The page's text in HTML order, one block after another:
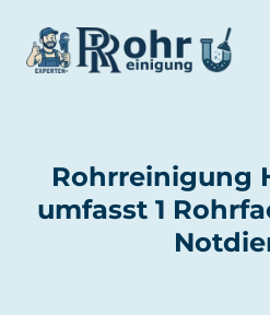
Inhalt
springen
Rohrreinigung
umfasst 1